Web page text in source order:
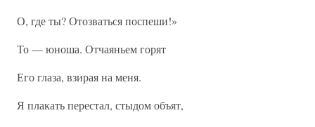
О, где ты? Отозваться поспеши!»
То — юноша. Отчаяньем горят
Его глаза, взирая на меня.
Я плакать перестал, стыдом объят,